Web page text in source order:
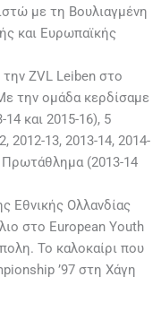
με τη Βουλιαγμένη
και Ευρωπαϊκής
την ZVL Leiben στο
την ομάδα κερδίσαμε
και 2015-16), 5
2012-13, 2013-14, 2014-
Πρωτάθλημα (2013-14
Εθνικής Ολλανδίας
στο European Youth
Το καλοκαίρι που
’97 στη Χάγη